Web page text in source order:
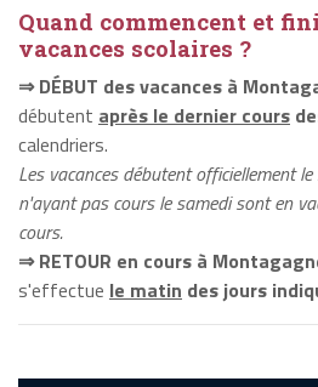
Quand commencent et
vacances scolaires ?
⇒ DÉBUT des vacances à
débutent après le dernier cours
calendriers.
Les vacances débutent officiellement
n'ayant pas cours le samedi sont en
cours.
⇒ RETOUR en cours à
s'effectue le matin des jours